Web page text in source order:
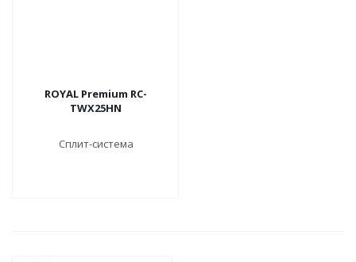
ROYAL Premium RC-
TWX25HN
Сплит-система